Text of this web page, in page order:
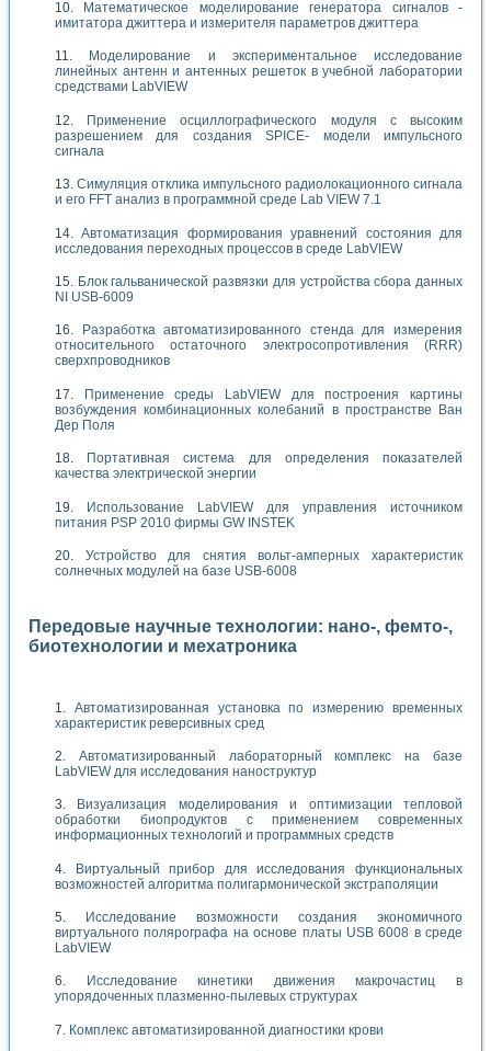
Математическое моделирование генератора сигналов -
имитатора джиттера и измерителя параметров джиттера
Моделирование и экспериментальное исследование
линейных антенн и антенных решеток в учебной лаборатории
средствами LabVIEW
Применение осциллографического модуля с высоким
разрешением для создания SPICE- модели импульсного
сигнала
Симуляция отклика импульсного радиолокационного сигнала
и его FFT анализ в программной среде Lab VIEW 7.1
Автоматизация формирования уравнений состояния для
исследования переходных процессов в среде LabVIEW
Блок гальванической развязки для устройства сбора данных
NI USB-6009
Разработка автоматизированного стенда для измерения
относительного остаточного электросопротивления (RRR)
сверхпроводников
Применение среды LabVIEW для построения картины
возбуждения комбинационных колебаний в пространстве Ван
Дер Поля
Портативная система для определения показателей
качества электрической энергии
Использование LabVIEW для управления источником
питания PSP 2010 фирмы GW INSTEK
Устройство для снятия вольт-амперных характеристик
солнечных модулей на базе USB-6008
Передовые научные технологии: нано-, фемто-,
биотехнологии и мехатроника
Автоматизированная установка по измерению временных
характеристик реверсивных сред
Автоматизированный лабораторный комплекс на базе
LabVIEW для исследования наноструктур
Визуализация моделирования и оптимизации тепловой
обработки биопродуктов с применением современных
информационных технологий и программных средств
Виртуальный прибор для исследования функциональных
возможностей алгоритма полигармонической экстраполяции
Исследование возможности создания экономичного
виртуального полярографа на основе платы USB 6008 в среде
LabVIEW
Исследование кинетики движения макрочастиц в
упорядоченных плазменно-пылевых структурах
Комплекс автоматизированной диагностики крови